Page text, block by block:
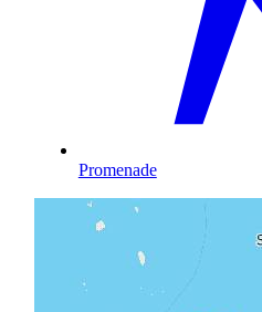
Promenade